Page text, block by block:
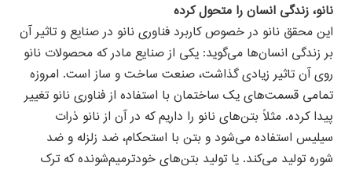
نانو، زندگی انسان را متحول کرده
این محقق نانو در خصوص کاربرد فناوری نانو در صنایع و تاثیر آن
بر زندگی انسان‌ها می‌گوید: یکی از صنایع مادر که محصولات نانو
روی آن تاثیر زیادی گذاشت، صنعت ساخت و ساز است. امروزه
تمامی قسمت‌های یک ساختمان با استفاده از فناوری نانو تغییر
پیدا کرده. مثلاً بتن‌های نانو را داریم که در آن از نانو ذرات
سیلیس استفاده می‌شود و بتن با استحکام، ضد زلزله و ضد
شوره تولید می‌کند. یا تولید بتن‌های خودترمیم‌شونده که ترک